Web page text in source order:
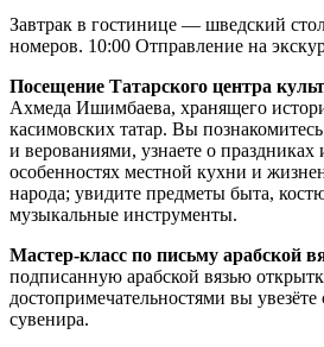
Завтрак в гостинице — шведский
номеров. 10:00 Отправление на
Посещение Татарского центра
Ахмеда Ишимбаева, хранящего
касимовских татар. Вы
и верованиями, узнаете о праздниках
особенностях местной кухни и
народа; увидите предметы быта,
музыкальные инструменты.
Мастер-класс по письму арабской
подписанную арабской вязью
достопримечательностями вы увезёте
сувенира.